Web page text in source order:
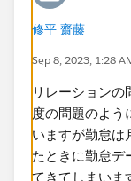
​しかしながら
在籍ですが
2023/1/16以降
色々フィルター
教示をお願いす
作成したVIZと
修平 齋藤
Sep 8, 2023, 1:28
リレーション
度の問題のよう
いますが勤怠は
たときに勤怠デ
てきてしまいま